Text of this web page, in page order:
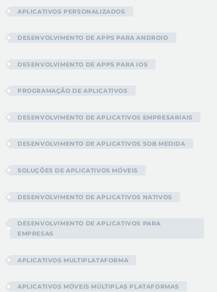
APLICATIVOS PERSONALIZADOS
DESENVOLVIMENTO DE APPS PARA ANDROID
DESENVOLVIMENTO DE APPS PARA IOS
PROGRAMAÇÃO DE APLICATIVOS
DESENVOLVIMENTO DE APLICATIVOS EMPRESARIAIS
DESENVOLVIMENTO DE APLICATIVOS SOB MEDIDA
SOLUÇÕES DE APLICATIVOS MÓVEIS
DESENVOLVIMENTO DE APLICATIVOS NATIVOS
DESENVOLVIMENTO DE APLICATIVOS PARA
EMPRESAS
APLICATIVOS MULTIPLATAFORMA
APLICATIVOS MÓVEIS MÚLTIPLAS PLATAFORMAS